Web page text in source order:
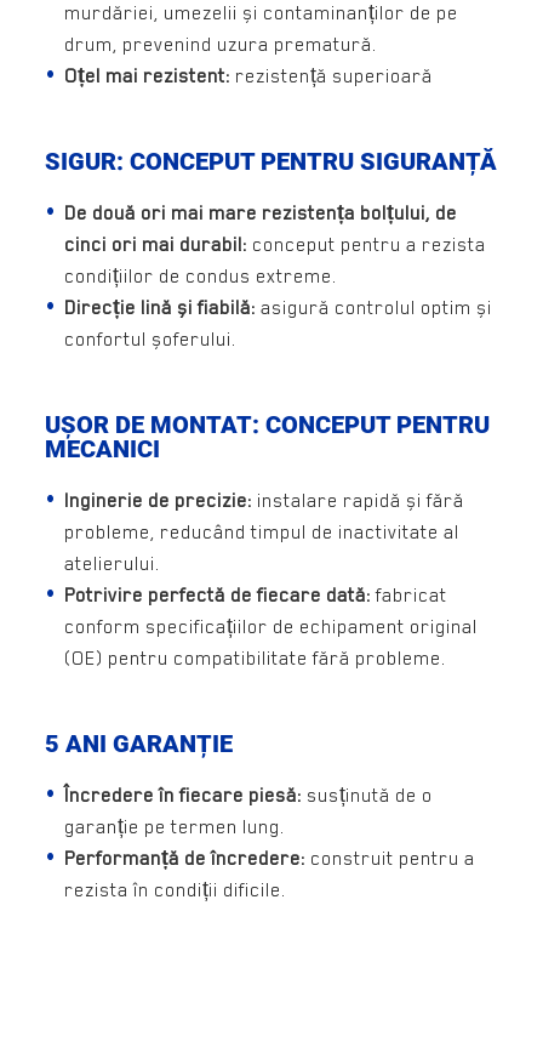
murdăriei, umezelii și contaminanților de pe
drum, prevenind uzura prematură.
Oțel mai rezistent: rezistență superioară
SIGUR: CONCEPUT PENTRU SIGURANȚĂ
De două ori mai mare rezistența bolțului, de
cinci ori mai durabil: conceput pentru a rezista
condițiilor de condus extreme.
Direcție lină și fiabilă: asigură controlul optim și
confortul șoferului.
UȘOR DE MONTAT: CONCEPUT PENTRU
MECANICI
Inginerie de precizie: instalare rapidă și fără
probleme, reducând timpul de inactivitate al
atelierului.
Potrivire perfectă de fiecare dată: fabricat
conform specificațiilor de echipament original
(OE) pentru compatibilitate fără probleme.
5 ANI GARANȚIE
Încredere în fiecare piesă: susținută de o
garanție pe termen lung.
Performanță de încredere: construit pentru a
rezista în condiții dificile.